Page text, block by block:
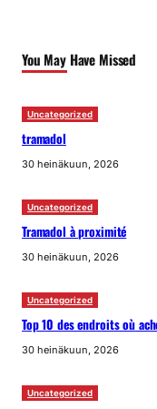
You May Have Missed
Uncategorized
tramadol
30 heinäkuun, 2026
Uncategorized
Tramadol à proximité
30 heinäkuun, 2026
Uncategorized
Top 10 des endroits où
30 heinäkuun, 2026
Uncategorized